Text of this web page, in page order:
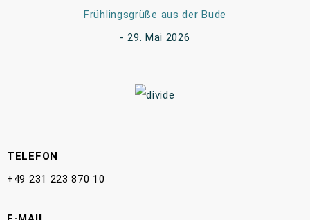
Frühlingsgrüße aus der Bude
29. Mai 2026
TELEFON
+49 231 223 870 10